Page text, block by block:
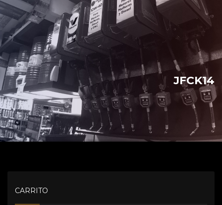
JFCK14
CARRITO